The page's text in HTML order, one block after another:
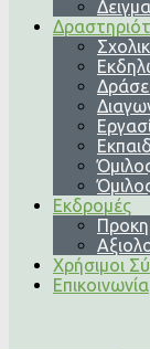
Εκδρομές
Χρήσιμοι
Επικοινωνία